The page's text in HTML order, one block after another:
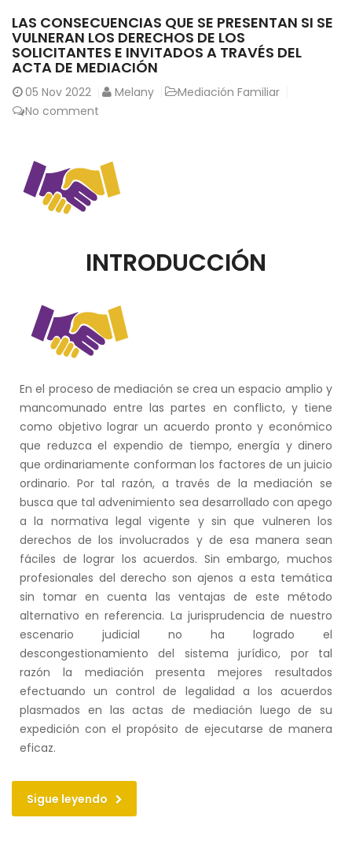
LAS CONSECUENCIAS QUE SE PRESENTAN SI SE
VULNERAN LOS DERECHOS DE LOS
SOLICITANTES E INVITADOS A TRAVÉS DEL
ACTA DE MEDIACIÓN
05 Nov 2022 Melany
Mediación Familiar
No comment
INTRODUCCIÓN
En el proceso de mediación se crea un espacio amplio y
mancomunado entre las partes en conflicto, y tiene
como objetivo lograr un acuerdo pronto y económico
que reduzca el expendio de tiempo, energía y dinero
que ordinariamente conforman los factores de un juicio
ordinario. Por tal razón, a través de la mediación se
busca que tal advenimiento sea desarrollado con apego
a la normativa legal vigente y sin que vulneren los
derechos de los involucrados y de esa manera sean
fáciles de lograr los acuerdos. Sin embargo, muchos
profesionales del derecho son ajenos a esta temática
sin tomar en cuenta las ventajas de este método
alternativo en referencia. La jurisprudencia de nuestro
escenario judicial no ha logrado el
descongestionamiento del sistema jurídico, por tal
razón la mediación presenta mejores resultados
efectuando un control de legalidad a los acuerdos
plasmados en las actas de mediación luego de su
expedición con el propósito de ejecutarse de manera
eficaz.
Sigue leyendo